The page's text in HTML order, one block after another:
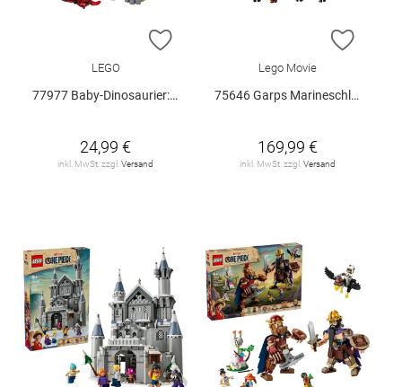
ZUR WUNSCHLISTE HINZUFÜGEN
LEGO
77977 Baby-Dinosaurier: Pteranodon V29
24,99 €
inkl. MwSt. zzgl. Versand
ZUR
Lego Movie
75646 Garps Marineschlachtschiff V29
169,99 €
inkl. MwSt. zzgl. Versand